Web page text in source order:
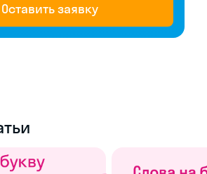
Оставить заявку